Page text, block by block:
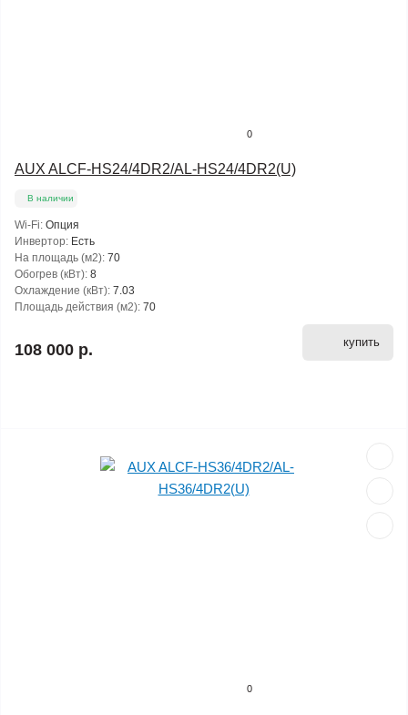
0
AUX ALCF-HS24/4DR2/AL-HS24/4DR2(U)
В наличии
Wi-Fi: Опция
Инвертор: Есть
На площадь (м2): 70
Обогрев (кВт): 8
Охлаждение (кВт): 7.03
Площадь действия (м2): 70
108 000 р. купить
0